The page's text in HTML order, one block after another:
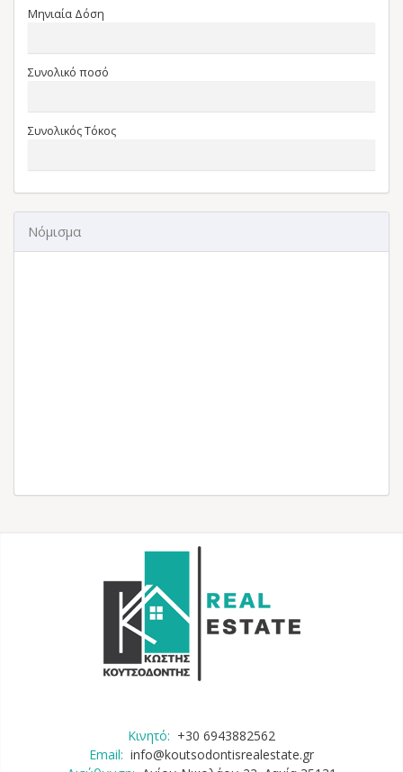
Μηνιαία Δόση
Συνολικό ποσό
Συνολικός Τόκος
Νόμισμα
Κινητό: +30 6943882562
Email: info@koutsodontisrealestate.gr